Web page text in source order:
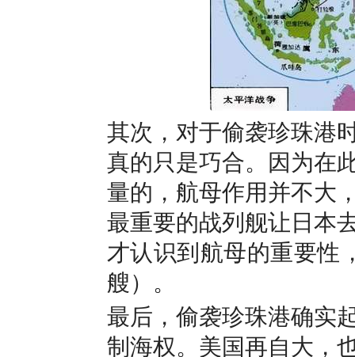
其次，对于偷袭珍珠港
真的只是巧合。因为在
量的，航母作用并不大
最重要的战列舰让日本
才认识到航母的重要性
艘）。
最后，偷袭珍珠港确实
制海权。美国再自大，